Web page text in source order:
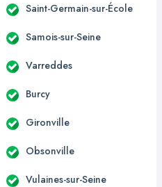
Saint-Germain-sur-École
Samois-sur-Seine
Varreddes
Burcy
Gironville
Obsonville
Vulaines-sur-Seine